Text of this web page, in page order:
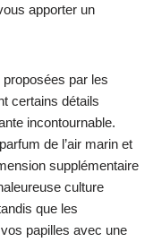
apporter un
par les
certains détails
incontournable.
de l’air marin et
supplémentaire
culture
que les
papilles avec une